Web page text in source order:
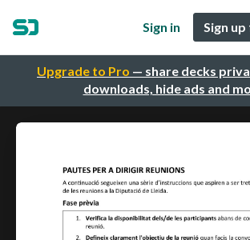
Upgrade to Pro — share decks
downloads, hide ads and
Sign in Sign